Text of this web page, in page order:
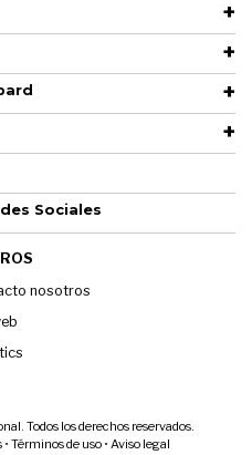
Sociales
nosotros
Todos los derechos reservados.
• Términos de uso • Aviso legal